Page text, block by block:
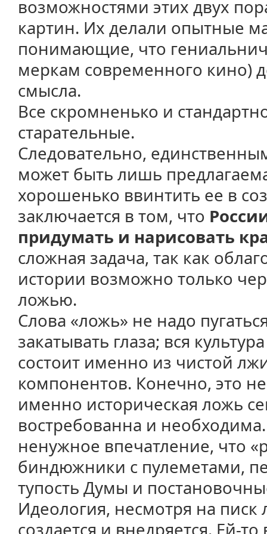
возможностями этих двух
картин. Их делали опытные
понимающие, что
меркам современного кино)
смысла.
Все скромненько и
старательные.
Следовательно,
может быть лишь
хорошенько ввинтить ее в
заключается в том, что
придумать и нарисовать
сложная задача, так как
истории возможно только
ложью.
Слова «ложь» не надо
закатывать глаза; вся
состоит именно из чистой
компонентов. Конечно, это
именно историческая ложь
востребованна и
ненужное впечатление, что
биндюжники с пулеметами,
тупость Думы и
Идеология, несмотря на
создается и внедряется. Ей-